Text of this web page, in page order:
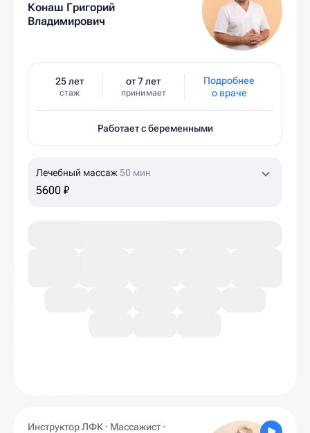
Конаш Григорий
Владимирович
25 лет
стаж
от 7 лет
принимает
Подробнее
о враче
Работает с беременными
Лечебный массаж 50 мин
5600 ₽
Инструктор ЛФК · Массажист ·